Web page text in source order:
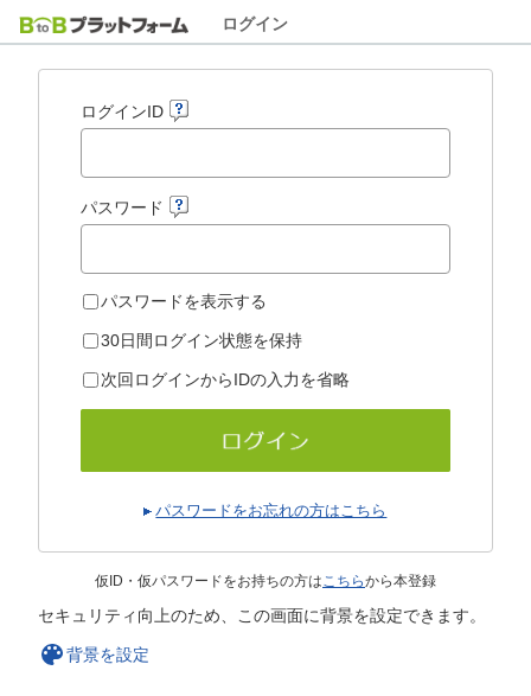
ログイン
ログインID
パスワード
パスワードを表示する
30日間ログイン状態を保持
次回ログインからIDの入力を省略
パスワードをお忘れの方はこちら
仮ID・仮パスワードをお持ちの方はこちらから本登録
セキュリティ向上のため、この画面に背景を設定できます。
背景を設定